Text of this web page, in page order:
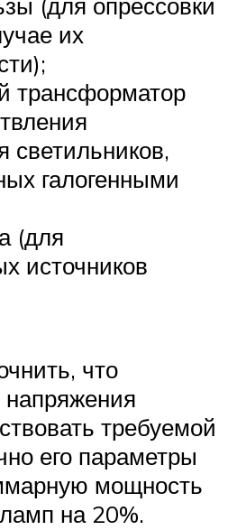
их
трансформатор
светильников,
галогенными
(для
источников
что
требуемой
его параметры
мощность
на 20%.